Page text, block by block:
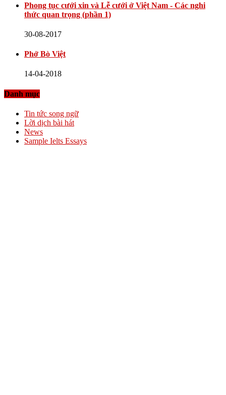
Phong tục cưới xin và Lễ cưới ở Việt Nam - Các nghi
thức quan trọng (phần 1)
30-08-2017
Phở Bò Việt
14-04-2018
Danh mục
Tin tức song ngữ
Lời dịch bài hát
News
Sample Ielts Essays